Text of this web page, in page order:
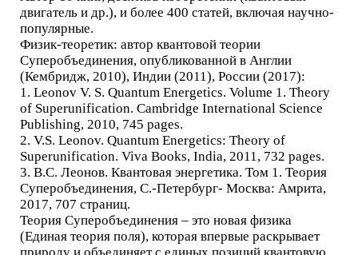
двигатель и др.), и более 400 статей, включая научно-
популярные.
Физик-теоретик: автор квантовой теории
Суперобъединения, опубликованной в Англии
(Кембридж, 2010), Индии (2011), России (2017):
1. Leonov V. S. Quantum Energetics. Volume 1. Theory
of Superunification. Cambridge International Science
Publishing, 2010, 745 pages.
2. V.S. Leonov. Quantum Energetics: Theory of
Superunification. Viva Books, India, 2011, 732 pages.
3. В.С. Леонов. Квантовая энергетика. Том 1. Теория
Суперобъединения, С.-Петербург- Москва: Амрита,
2017, 707 страниц.
Теория Суперобъединения – это новая физика
(Единая теория поля), которая впервые раскрывает